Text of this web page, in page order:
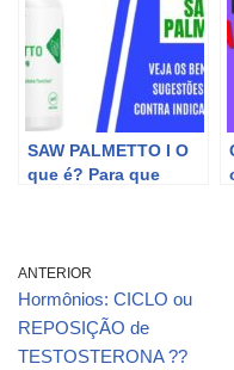
SAW PALMETTO I O
que é? Para que
ANTERIOR
Hormônios: CICLO ou
REPOSIÇÃO de
TESTOSTERONA ??